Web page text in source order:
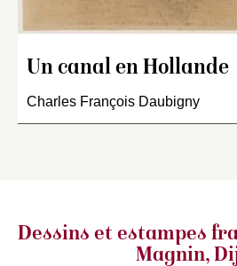
Un canal en Hollande
Charles François Daubigny
Dessins et estampes
Magnin,